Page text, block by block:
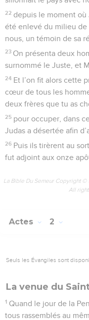
22 depuis le moment où
été enlevé du milieu de
nous, un témoin de sa
23 On présenta deux
surnommé le Juste, et
24 Et l’on fit alors cette
cœur de tous les
deux frères que tu as
25 pour occuper, dans
Judas a désertée afin
26 Puis ils tirèrent au
fut adjoint aux onze
La Bible Du Semeur Copyright ©
All
Actes 2
Seuls les Évangiles sont
La venue du
1 Quand le jour de la
tous rassemblés au